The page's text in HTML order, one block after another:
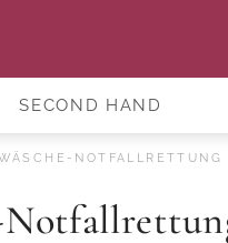
SECOND HAND
NOTFALLRETTUNG